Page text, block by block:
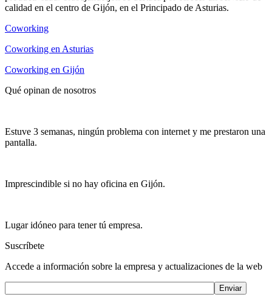
calidad en el centro de Gijón, en el Principado de Asturias.
Coworking
Coworking en Asturias
Coworking en Gijón
Qué opinan de nosotros
Estuve 3 semanas, ningún problema con internet y me prestaron una
pantalla.
Imprescindible si no hay oficina en Gijón.
Lugar idóneo para tener tú empresa.
Suscríbete
Accede a información sobre la empresa y actualizaciones de la web